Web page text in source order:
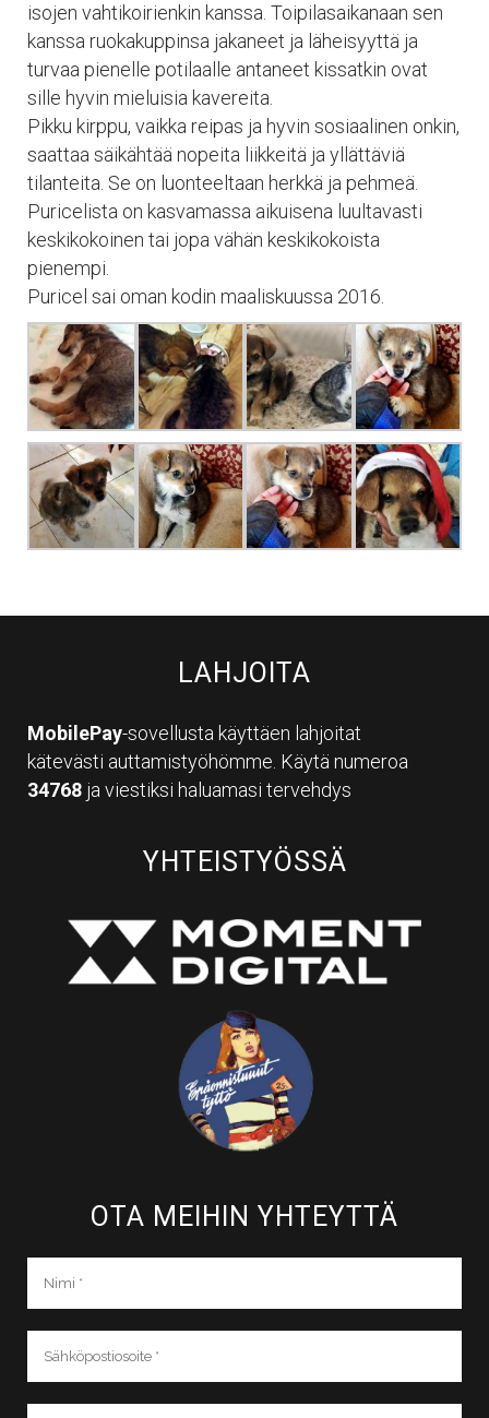
isojen vahtikoirienkin kanssa. Toipilasaikanaan sen
kanssa ruokakuppinsa jakaneet ja läheisyyttä ja
turvaa pienelle potilaalle antaneet kissatkin ovat
sille hyvin mieluisia kavereita.
Pikku kirppu, vaikka reipas ja hyvin sosiaalinen onkin,
saattaa säikähtää nopeita liikkeitä ja yllättäviä
tilanteita. Se on luonteeltaan herkkä ja pehmeä.
Puricelista on kasvamassa aikuisena luultavasti
keskikokoinen tai jopa vähän keskikokoista
pienempi.
Puricel sai oman kodin maaliskuussa 2016.
LAHJOITA
MobilePay-sovellusta käyttäen lahjoitat
kätevästi auttamistyöhömme. Käytä numeroa
34768 ja viestiksi haluamasi tervehdys
YHTEISTYÖSSÄ
OTA MEIHIN YHTEYTTÄ​